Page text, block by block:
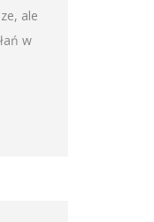
ale
w